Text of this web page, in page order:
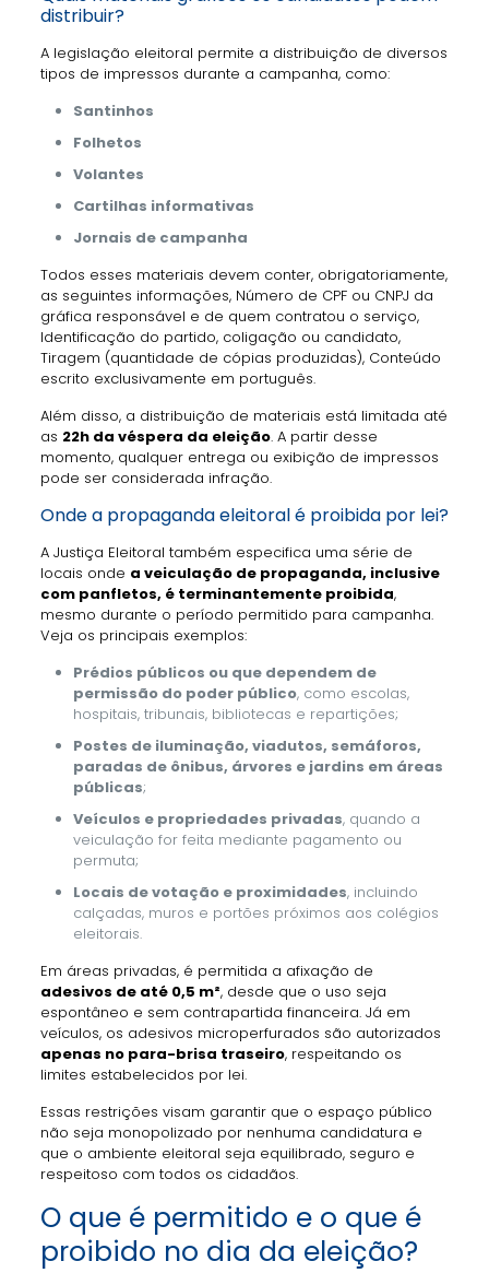
distribuir?
A legislação eleitoral permite a distribuição de diversos
tipos de impressos durante a campanha, como:
Santinhos
Folhetos
Volantes
Cartilhas informativas
Jornais de campanha
Todos esses materiais devem conter, obrigatoriamente,
as seguintes informações, Número de CPF ou CNPJ da
gráfica responsável e de quem contratou o serviço,
Identificação do partido, coligação ou candidato,
Tiragem (quantidade de cópias produzidas), Conteúdo
escrito exclusivamente em português.
Além disso, a distribuição de materiais está limitada até
as 22h da véspera da eleição. A partir desse
momento, qualquer entrega ou exibição de impressos
pode ser considerada infração.
Onde a propaganda eleitoral é proibida por lei?
A Justiça Eleitoral também especifica uma série de
locais onde a veiculação de propaganda, inclusive
com panfletos, é terminantemente proibida,
mesmo durante o período permitido para campanha.
Veja os principais exemplos:
Prédios públicos ou que dependem de
permissão do poder público, como escolas,
hospitais, tribunais, bibliotecas e repartições;
Postes de iluminação, viadutos, semáforos,
paradas de ônibus, árvores e jardins em áreas
públicas;
Veículos e propriedades privadas, quando a
veiculação for feita mediante pagamento ou
permuta;
Locais de votação e proximidades, incluindo
calçadas, muros e portões próximos aos colégios
eleitorais.
Em áreas privadas, é permitida a afixação de
adesivos de até 0,5 m², desde que o uso seja
espontâneo e sem contrapartida financeira. Já em
veículos, os adesivos microperfurados são autorizados
apenas no para-brisa traseiro, respeitando os
limites estabelecidos por lei.
Essas restrições visam garantir que o espaço público
não seja monopolizado por nenhuma candidatura e
que o ambiente eleitoral seja equilibrado, seguro e
respeitoso com todos os cidadãos.
O que é permitido e o que é
proibido no dia da eleição?